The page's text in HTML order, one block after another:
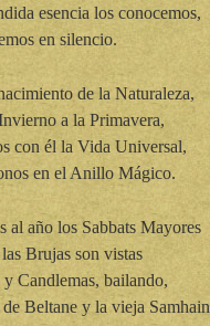
esencia los conocemos,
en silencio.
de la Naturaleza,
a la Primavera,
con él la Vida Universal,
en el Anillo Mágico.
al año los Sabbats Mayores
Brujas son vistas
Candlemas, bailando,
Beltane y la vieja